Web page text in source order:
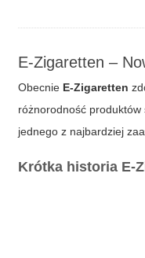
E-Zigaretten –
Obecnie E-Zigaretten
różnorodność
jednego z najbardziej
Krótka historia E-